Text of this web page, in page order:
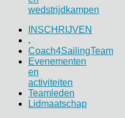
wedstrijdkampen
INSCHRIJVEN
.
Coach4SailingTeam
Evenementen
en
activiteiten
Teamleden
Lidmaatschap